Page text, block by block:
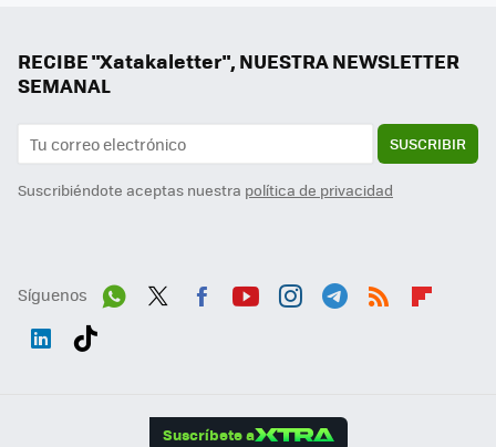
RECIBE "Xatakaletter", NUESTRA NEWSLETTER
SEMANAL
SUSCRIBIR
Suscribiéndote aceptas nuestra política de privacidad
Síguenos
Suscríbete a